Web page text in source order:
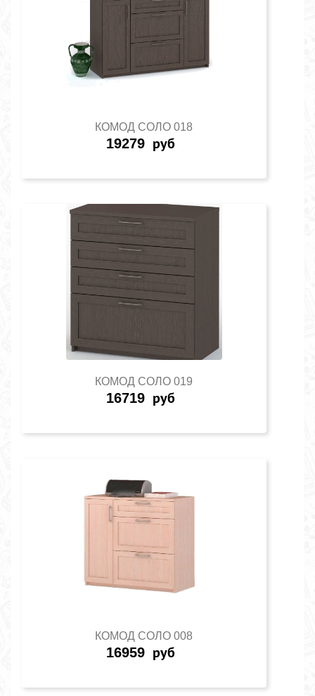
КОМОД СОЛО 018
19279 руб
КОМОД СОЛО 019
16719 руб
КОМОД СОЛО 008
16959 руб